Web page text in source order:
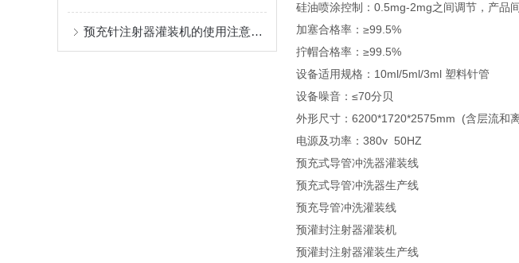
预充针注射器灌装机的使用注意事项
硅油喷涂控制：0.5mg-2mg之间调节，产品
加塞合格率：≥99.5%
拧帽合格率：≥99.5%
设备适用规格：10ml/5ml/3ml 塑料针管
设备噪音：≤70分贝
外形尺寸：6200*1720*2575mm (含层流和
电源及功率：380v 50HZ
预充式导管冲洗器灌装线
预充式导管冲洗器生产线
预充导管冲洗灌装线
预灌封注射器灌装机
预灌封注射器灌装生产线